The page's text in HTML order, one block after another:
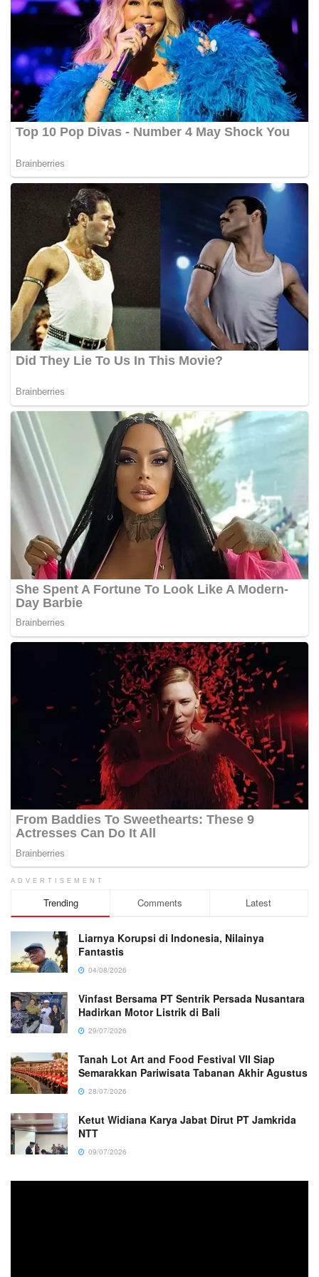
ADVERTISEMENT
Trending Comments Latest
Liarnya Korupsi di Indonesia, Nilainya
Fantastis
04/08/2026
Vinfast Bersama PT Sentrik Persada Nusantara
Hadirkan Motor Listrik di Bali
29/07/2026
Tanah Lot Art and Food Festival VII Siap
Semarakkan Pariwisata Tabanan Akhir Agustus
28/07/2026
Ketut Widiana Karya Jabat Dirut PT Jamkrida
NTT
09/07/2026